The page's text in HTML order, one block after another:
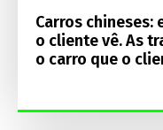
Carros chineses:
o cliente vê. As
o carro que o